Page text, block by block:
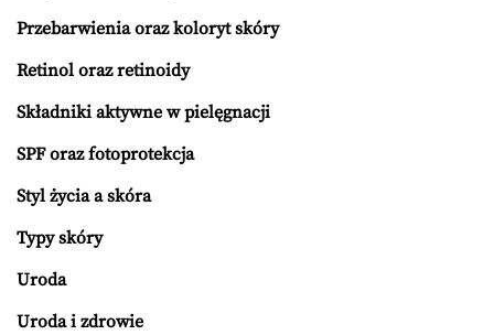
Przebarwienia oraz koloryt skóry
Retinol oraz retinoidy
Składniki aktywne w pielęgnacji
SPF oraz fotoprotekcja
Styl życia a skóra
Typy skóry
Uroda
Uroda i zdrowie